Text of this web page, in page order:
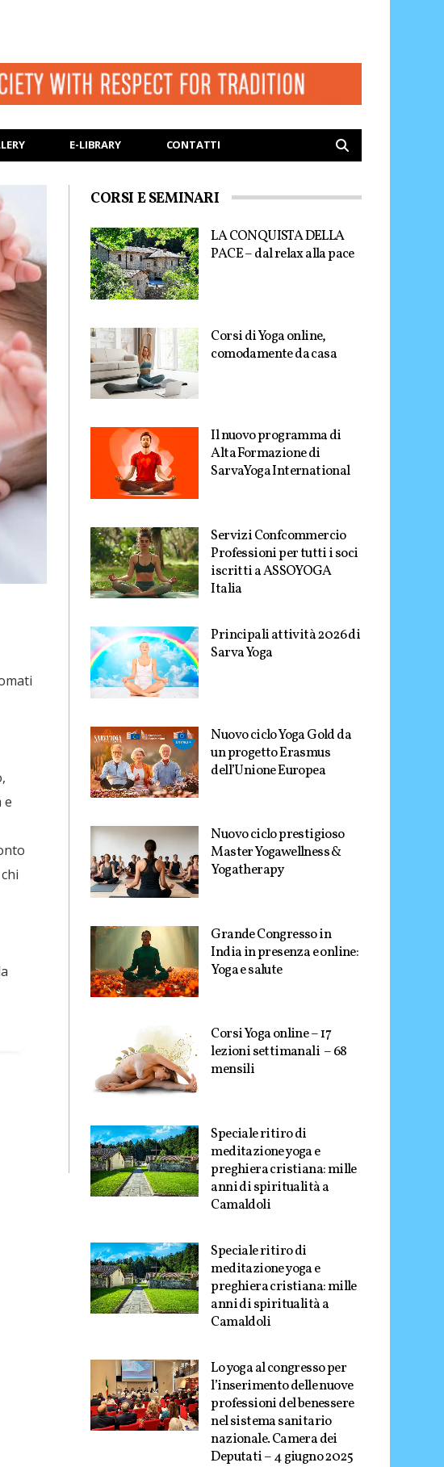
E-LIBRARY CONTATTI
e
CORSI E SEMINARI
LA CONQUISTA DELLA
PACE – dal relax alla pace
Corsi di Yoga online,
comodamente da casa
Il nuovo programma di
Alta Formazione di
SarvaYoga International
Servizi Confcommercio
Professioni per tutti i soci
iscritti a ASSOYOGA
Italia
Principali attività 2026 di
Sarva Yoga
Nuovo ciclo Yoga Gold da
un progetto Erasmus
dell’Unione Europea
Nuovo ciclo prestigioso
Master Yogawellness &
Yogatherapy
Grande Congresso in
India in presenza e online:
Yoga e salute
Corsi Yoga online – 17
lezioni settimanali – 68
mensili
Speciale ritiro di
meditazione yoga e
preghiera cristiana: mille
anni di spiritualità a
Camaldoli
Speciale ritiro di
meditazione yoga e
preghiera cristiana: mille
anni di spiritualità a
Camaldoli
Lo yoga al congresso per
l’inserimento delle nuove
professioni del benessere
nel sistema sanitario
nazionale. Camera dei
Deputati – 4 giugno 2025